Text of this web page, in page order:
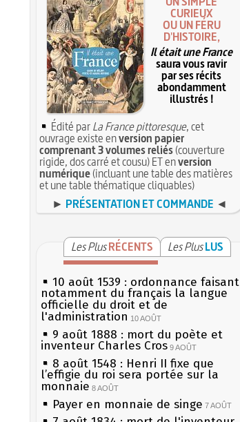
CURIEUX
OU UN FÉRU
D'HISTOIRE,
Il était une France
saura vous ravir
par ses récits
abondamment
illustrés !
Édité parLa France pittoresque, cet
ouvrage existe enversion papier
comprenant 3 volumes reliés(couverture
rigide, dos carré et cousu) ET enversion
numérique(incluant une table des matières
et une table thématique cliquables)
► PRÉSENTATION ET COMMANDE ◄
Les Plus RÉCENTS Les Plus LUS
10 août 1539 : ordonnance faisant
notamment du français la langue
officielle du droit et de
l'administration 10 AOÛT
9 août 1888 : mort du poète et
inventeur Charles Cros 9 AOÛT
8 août 1548 : Henri II fixe que
l’effigie du roi sera portée sur la
monnaie 8 AOÛT
Payer en monnaie de singe 7 AOÛT